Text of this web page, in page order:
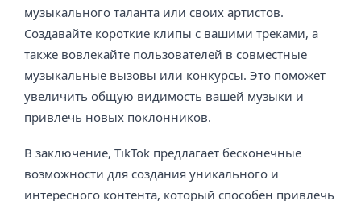
музыкального таланта или своих артистов.
Создавайте короткие клипы с вашими треками, а
также вовлекайте пользователей в совместные
музыкальные вызовы или конкурсы. Это поможет
увеличить общую видимость вашей музыки и
привлечь новых поклонников.
В заключение, TikTok предлагает бесконечные
возможности для создания уникального и
интересного контента, который способен привлечь